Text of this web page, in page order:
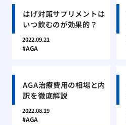
はげ対策サプリメントは
いつ飲むのが効果的？
2022.09.21
AGA
AGA治療費用の相場と内
訳を徹底解説
2022.08.19
AGA